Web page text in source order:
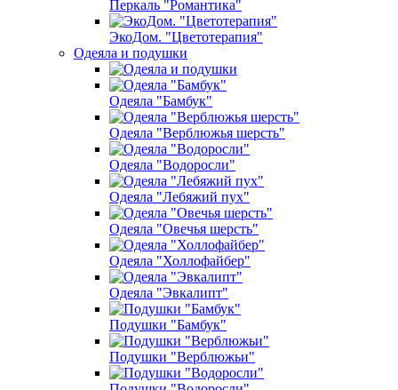
Перкаль "Романтика"
ЭкоДом. "Цветотерапия"
Одеяла и подушки
Одеяла "Бамбук"
Одеяла "Верблюжья шерсть"
Одеяла "Водоросли"
Одеяла "Лебяжий пух"
Одеяла "Овечья шерсть"
Одеяла "Холлофайбер"
Одеяла "Эвкалипт"
Подушки "Бамбук"
Подушки "Верблюжьи"